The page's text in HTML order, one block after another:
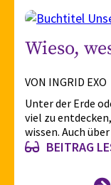
Wieso,
VON INGRID EXO
Unter der Erde
viel zu
wissen. Auch
BEITRAG